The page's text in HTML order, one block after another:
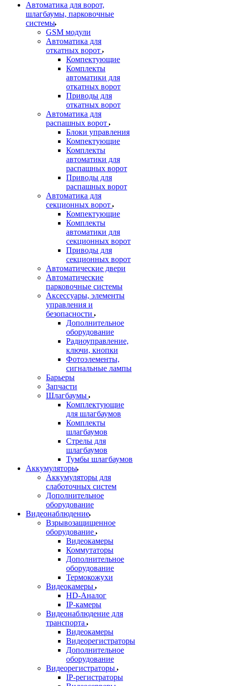
Автоматика для ворот,
шлагбаумы, парковочные
системы
GSM модули
Автоматика для
откатных ворот
Компектующие
Комплекты
автоматики для
откатных ворот
Приводы для
откатных ворот
Автоматика для
распашных ворот
Блоки управления
Компектующие
Комплекты
автоматики для
распашных ворот
Приводы для
распашных ворот
Автоматика для
секционных ворот
Компектующие
Комплекты
автоматики для
секционных ворот
Приводы для
секционных ворот
Автоматические двери
Автоматические
парковочные системы
Аксессуары, элементы
управления и
безопасности
Дополнительное
оборудование
Радиоуправление,
ключи, кнопки
Фотоэлементы,
сигнальные лампы
Барьеры
Запчасти
Шлагбаумы
Комплектующие
для шлагбаумов
Комплекты
шлагбаумов
Стрелы для
шлагбаумов
Тумбы шлагбаумов
Аккумуляторы
Аккумуляторы для
слаботочных систем
Дополнительное
оборудование
Видеонаблюдение
Взрывозащищенное
оборудование
Видеокамеры
Коммутаторы
Дополнительное
оборудование
Термокожухи
Видеокамеры
HD-Аналог
IP-камеры
Видеонаблюдение для
транспорта
Видеокамеры
Видеорегистраторы
Дополнительное
оборудование
Видеорегистраторы
IP-регистраторы